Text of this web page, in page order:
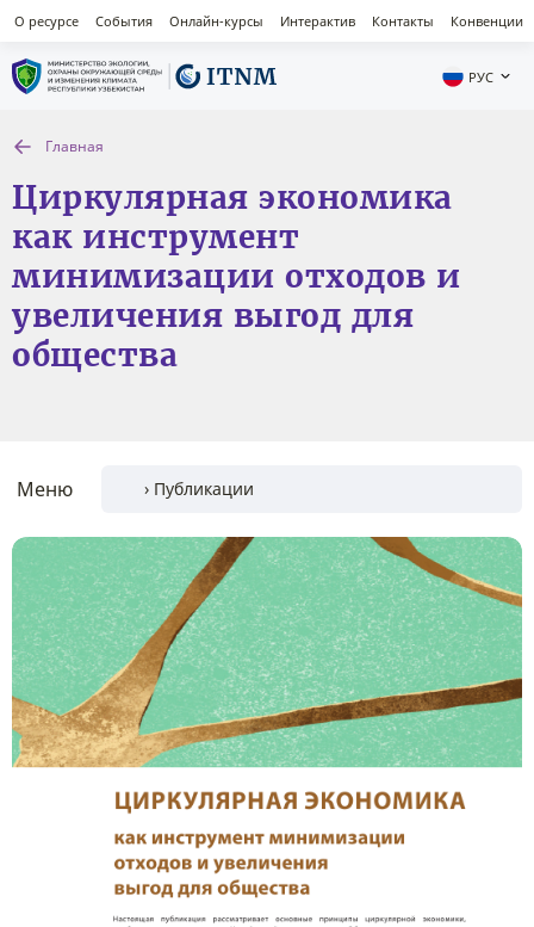
О ресурсе События Онлайн-курсы Интерактив Контакты Конвенции
РУС
Главная
Циркулярная экономика
как инструмент
минимизации отходов и
увеличения выгод для
общества
Меню